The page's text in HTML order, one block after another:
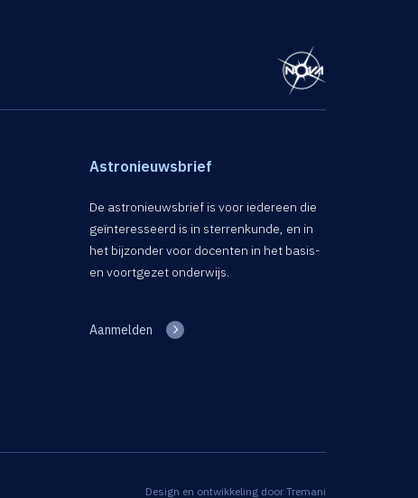
Astronieuwsbrief
De astronieuwsbrief is voor iedereen die
geïnteresseerd is in sterrenkunde, en in
het bijzonder voor docenten in het basis-
en voortgezet onderwijs.
Aanmelden
Design en ontwikkeling door Tremani